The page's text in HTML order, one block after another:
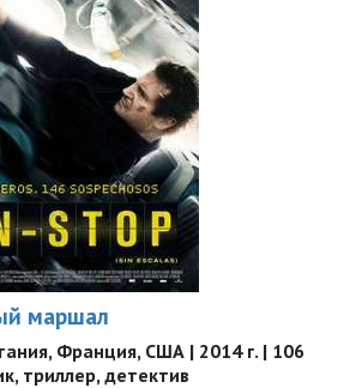
маршал
Франция, США | 2014 г. | 106
триллер, детектив